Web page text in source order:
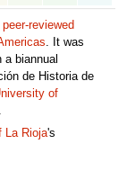
peer-reviewed
. It was
biannual
de Historia de
of
La Rioja's